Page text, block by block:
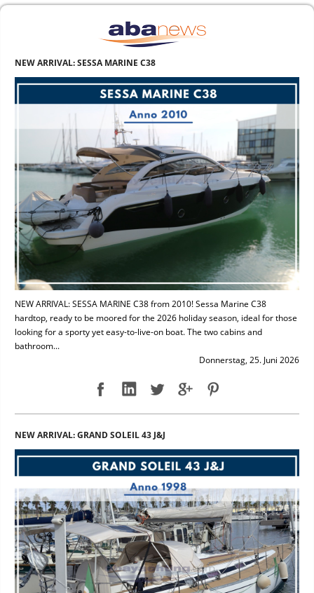
NEW ARRIVAL: SESSA MARINE C38
NEW ARRIVAL: SESSA MARINE C38 from 2010! Sessa Marine C38
hardtop, ready to be moored for the 2026 holiday season, ideal for those
looking for a sporty yet easy-to-live-on boat. The two cabins and
bathroom...
Donnerstag, 25. Juni 2026
NEW ARRIVAL: GRAND SOLEIL 43 J&J